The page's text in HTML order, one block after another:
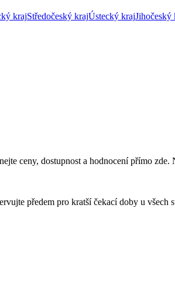
krajStředočeský krajÚstecký krajJihočeský
ceny, dostupnost a hodnocení přímo
předem pro kratší čekací doby u všech